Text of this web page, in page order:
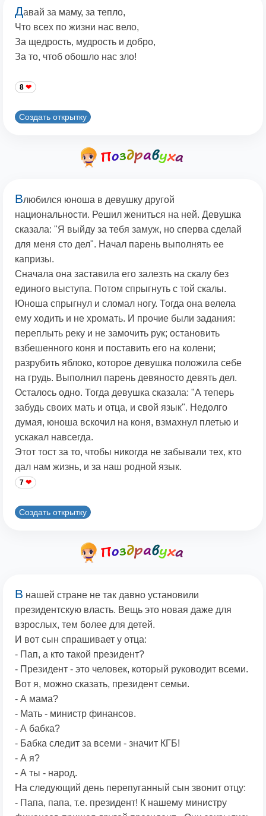
Давай за маму, за тепло,
Что всех по жизни нас вело,
За щедрость, мудрость и добро,
За то, чтоб обошло нас зло!
8
Создать открытку
Влюбился юноша в девушку другой
национальности. Решил жениться на ней. Девушка
сказала: "Я выйду за тебя замуж, но сперва сделай
для меня сто дел". Hачал парень выполнять ее
капризы.
Сначала она заставила его залезть на скалу без
единого выступа. Потом спрыгнуть с той скалы.
Юноша спрыгнул и сломал ногу. Тогда она велела
ему ходить и не хромать. И прочие были задания:
переплыть реку и не замочить рук; остановить
взбешенного коня и поставить его на колени;
разрубить яблоко, которое девушка положила себе
на грудь. Выполнил парень девяносто девять дел.
Осталось одно. Тогда девушка сказала: "А теперь
забудь своих мать и отца, и свой язык". Hедолго
думая, юноша вскочил на коня, взмахнул плетью и
ускакал навсегда.
Этот тост за то, чтобы никогда не забывали тех, кто
дал нам жизнь, и за наш родной язык.
7
Создать открытку
В нашей стране не так давно установили
президентскую власть. Вещь это новая даже для
взрослых, тем более для детей.
И вот сын спрашивает у отца:
- Пап, а кто такой президент?
- Президент - это человек, который руководит всеми.
Вот я, можно сказать, президент семьи.
- А мама?
- Мать - министр финансов.
- А бабка?
- Бабка следит за всеми - значит КГБ!
- А я?
- А ты - народ.
На следующий день перепуганный сын звонит отцу:
- Папа, папа, т.е. президент! К нашему министру